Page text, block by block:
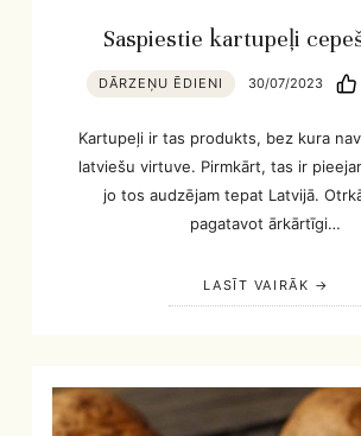
Saspiestie kartupeļi
DĀRZEŅU ĒDIENI 30/07/2023
Kartupeļi ir tas produkts, bez kura
latviešu virtuve. Pirmkārt, tas ir
jo tos audzējam tepat Latvijā.
pagatavot ārkārtīgi…
LASĪT VAIRĀK